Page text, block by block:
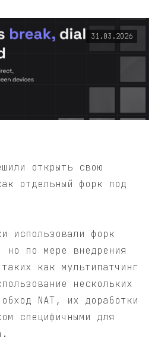
31.03.2026
открыть свою
отдельный форк под
использовали форк
но по мере внедрения
как мультипатчинг
нескольких
NAT, их доработки
специфичными для